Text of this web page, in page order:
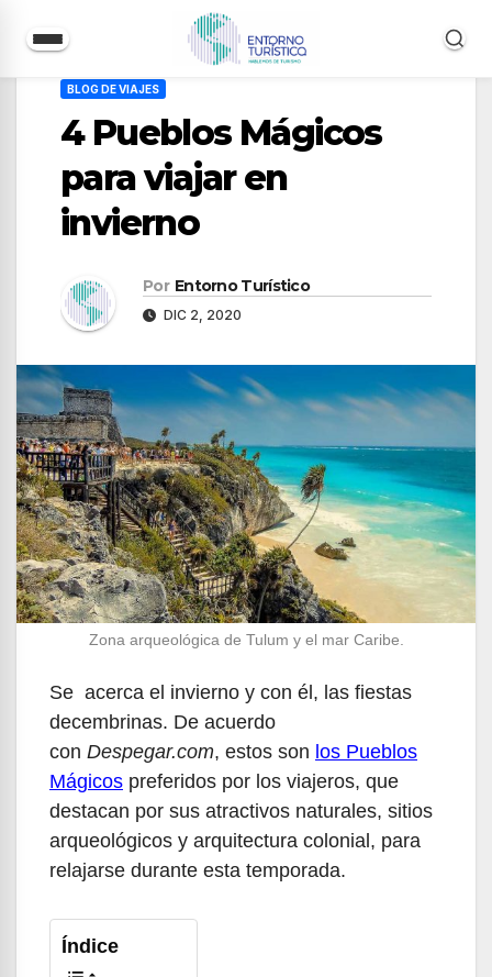
contenido
BLOG DE VIAJES
4 Pueblos Mágicos
para viajar en
invierno
Por Entorno Turístico
DIC 2, 2020
Zona arqueológica de Tulum y el mar Caribe.
Se acerca el invierno y con él, las fiestas
decembrinas. De acuerdo
con Despegar.com, estos son los Pueblos
Mágicos preferidos por los viajeros, que
destacan por sus atractivos naturales, sitios
arqueológicos y arquitectura colonial, para
relajarse durante esta temporada.
Índice